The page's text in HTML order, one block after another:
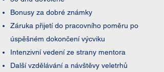
Bonusy za dobré známky
Záruka přijetí do pracovního poměru po
úspěšném dokončení výcviku
Intenzivní vedení ze strany mentora
Další vzdělávání a návštěvy veletrhů